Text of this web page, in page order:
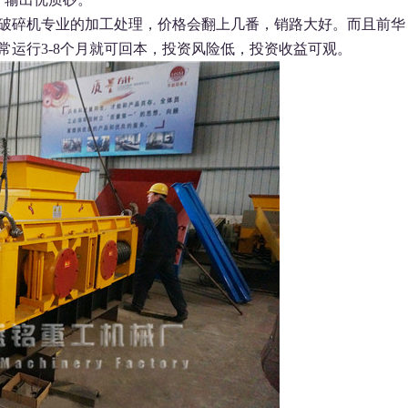
碎机专业的加工处理，价格会翻上几番，销路大好。而 且前华
运行3-8个月就可回本，投资风险低，投资收益可观。